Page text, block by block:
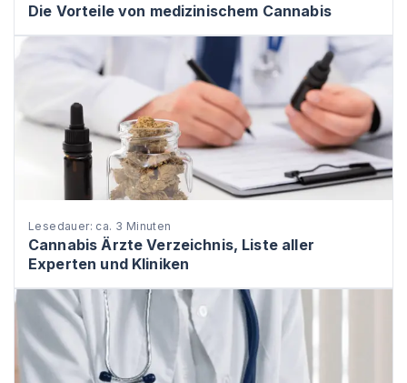
Die Vorteile von medizinischem Cannabis
Lesedauer: ca. 3 Minuten
Cannabis Ärzte Verzeichnis, Liste aller
Experten und Kliniken